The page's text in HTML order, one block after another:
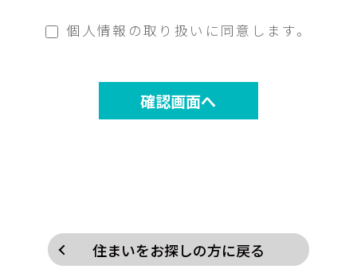
個人情報の取り扱いに同意します。
住まいをお探しの方に戻る